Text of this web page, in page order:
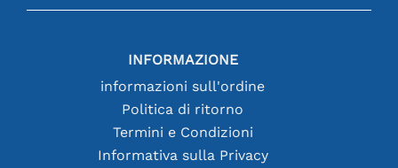
INFORMAZIONE
informazioni sull'ordine
Politica di ritorno
Termini e Condizioni
Informativa sulla Privacy